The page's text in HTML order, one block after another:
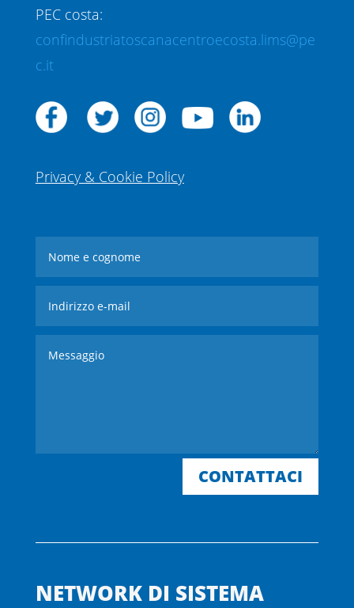
PEC costa:
confindustriatoscanacentroecosta.lims@pe
c.it
Privacy & Cookie Policy
CONTATTACI
NETWORK DI SISTEMA